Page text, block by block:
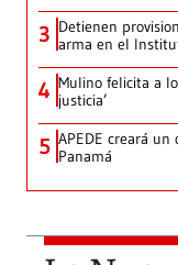
3 Detienen
arma en el
4 Mulino felicita a
justicia’
5 APEDE creará un
Panamá